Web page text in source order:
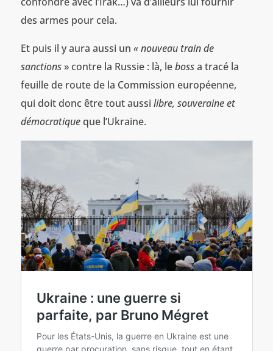
des armes pour cela.
Et puis il y aura aussi un « nouveau train de
sanctions» contre la Russie : là, lebossa tracé la
feuille de route de la Commission européenne,
qui doit donc être tout aussi libre, souveraine et
démocratiqueque l’Ukraine.